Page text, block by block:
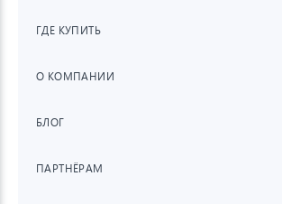
ГДЕ КУПИТЬ
О КОМПАНИИ
БЛОГ
ПАРТНЁРАМ